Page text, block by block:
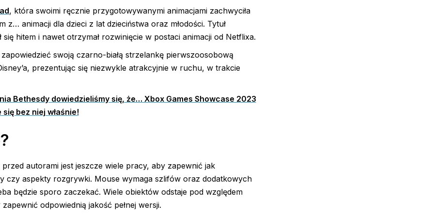
, która swoimi ręcznie przygotowywanymi animacjami zachwyciła
animacji dla dzieci z lat dzieciństwa oraz młodości. Tytuł
hitem i nawet otrzymał rozwinięcie w postaci animacji od Netflixa.
swoją czarno-białą strzelankę pierwszoosobową
prezentując się niezwykle atrakcyjnie w ruchu, w trakcie
Bethesdy dowiedzieliśmy się, że… Xbox Games Showcase 2023
bez niej właśnie!
autorami jest jeszcze wiele pracy, aby zapewnić jak
czy aspekty rozgrywki. Mouse wymaga szlifów oraz dodatkowych
będzie sporo zaczekać. Wiele obiektów odstaje pod względem
odpowiednią jakość pełnej wersji.